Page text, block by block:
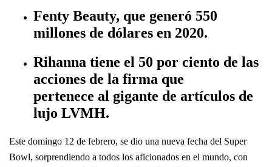
Fenty Beauty, que generó 550
millones de dólares en 2020.
Rihanna tiene el 50 por ciento de las
acciones de la firma que
pertenece al gigante de artículos de
lujo LVMH.
Este domingo 12 de febrero, se dio una nueva fecha del Super
Bowl, sorprendiendo a todos los aficionados en el mundo, con